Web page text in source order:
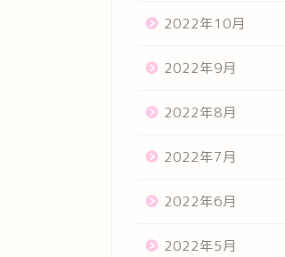
2022年10月
2022年9月
2022年8月
2022年7月
2022年6月
2022年5月